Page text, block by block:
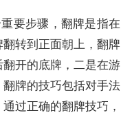
要步骤，翻牌是指在
转到正面朝上，翻牌
开的底牌，二是在游
牌的技巧包括对手法
过正确的翻牌技巧，